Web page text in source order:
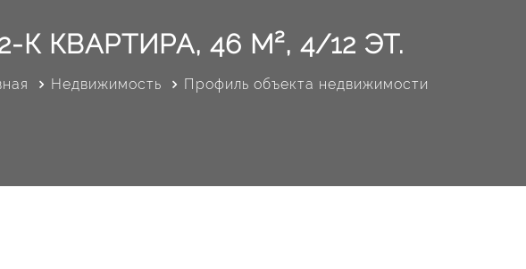
К КВАРТИРА, 46 М², 4/12 ЭТ.
Недвижимость Профиль объекта недвижимости